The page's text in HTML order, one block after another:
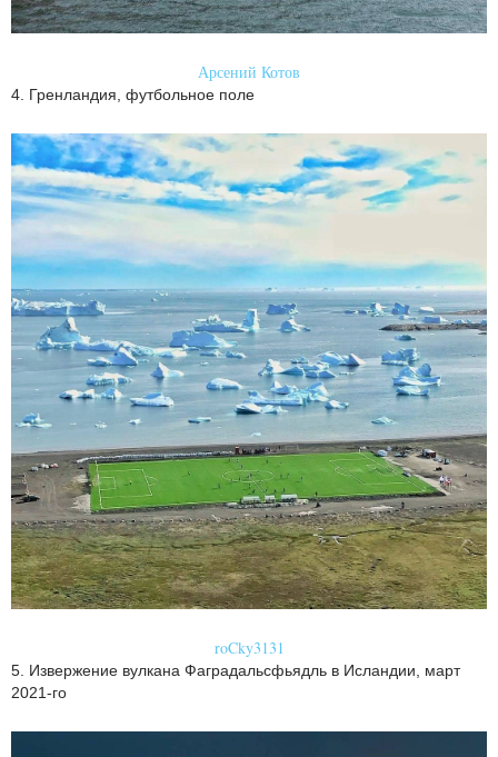
Арсений Котов
4. Гренландия, футбольное поле
roCky3131
5. Извержение вулкана Фаградальсфьядль в Исландии, март
2021-го